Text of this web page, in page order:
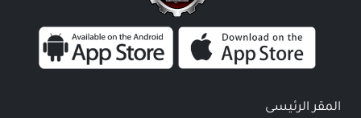
المقر الرئيسى